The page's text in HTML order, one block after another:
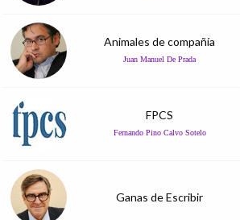
Animales de compañía
Juan Manuel De Prada
FPCS
Fernando Pino Calvo Sotelo
Ganas de Escribir